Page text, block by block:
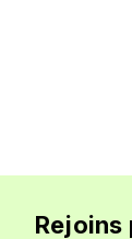
Rejoins